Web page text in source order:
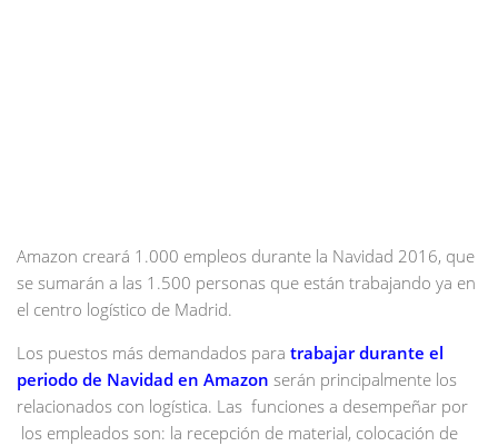
Amazon creará 1.000 empleos durante la Navidad 2016, que
se sumarán a las 1.500 personas que están trabajando ya en
el centro logístico de Madrid.
Los puestos más demandados para trabajar durante el
periodo de Navidad en Amazon serán principalmente los
relacionados con logística. Las funciones a desempeñar por
los empleados son: la recepción de material, colocación de